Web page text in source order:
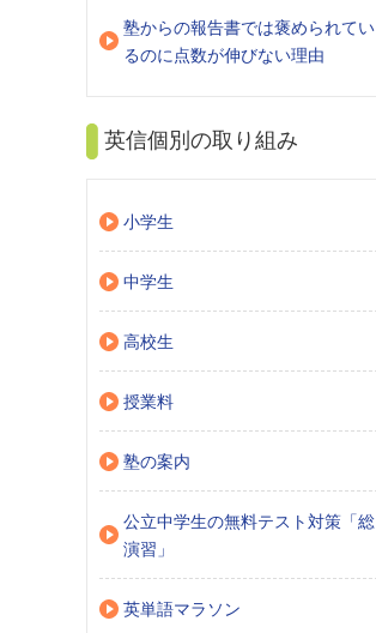
塾からの報告書では褒められてい
るのに点数が伸びない理由
英信個別の取り組み
小学生
中学生
高校生
授業料
塾の案内
公立中学生の無料テスト対策「総
演習」
英単語マラソン